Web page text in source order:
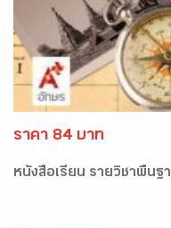
ราคา 84 บาท
หนังสือเรียน รายวิชาพื้นฐ